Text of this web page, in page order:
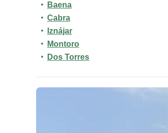
Baena
Cabra
Iznájar
Montoro
Dos Torres